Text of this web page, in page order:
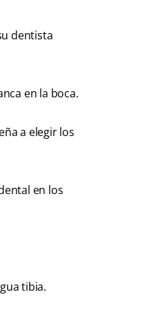
dentista
en la boca.
a elegir los
en los
tibia.